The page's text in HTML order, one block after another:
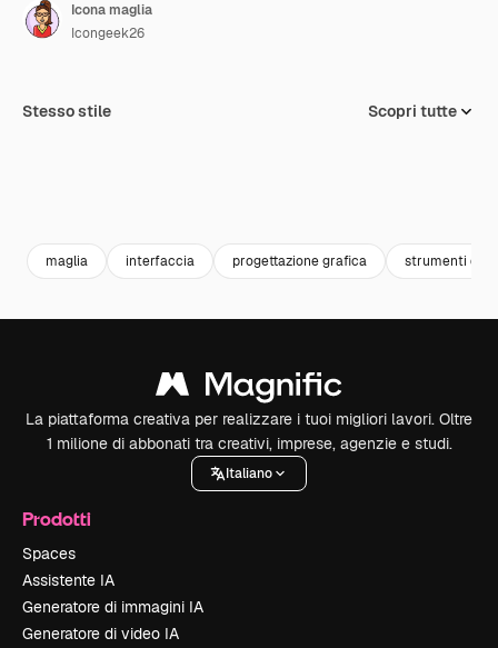
Icona maglia
Icongeek26
Stesso stile Scopri tutte
maglia interfaccia progettazione grafica strumenti di
La piattaforma creativa per realizzare i tuoi migliori lavori. Oltre
1 milione di abbonati tra creativi, imprese, agenzie e studi.
Italiano
Prodotti
Spaces
Assistente IA
Generatore di immagini IA
Generatore di video IA